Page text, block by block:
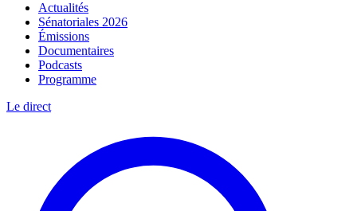
Actualités
Sénatoriales 2026
Émissions
Documentaires
Podcasts
Programme
Le direct